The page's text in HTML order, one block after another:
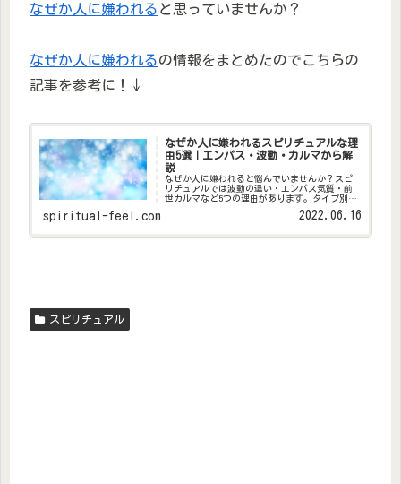
なぜか人に嫌われる と思っていませんか？
なぜか人に嫌われるの情報をまとめたのでこちらの
記事を参考に！↓
なぜか人に嫌われるスピリチュアルな理
由5選｜エンパス・波動・カルマから解
説
なぜか人に嫌われると悩んでいませんか？スピ
リチュアルでは波動の違い・エンパス気質・前
世カルマなど5つの理由があります。タイプ別の
特徴と、波動を整えて人間関係を改善する実践
spiritual-feel.com 2022.06.16
スピリチュアル